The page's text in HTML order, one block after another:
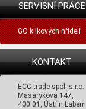
SERVISNÍ PRÁCE
GO klikových hřídelí
KONTAKT
ECC trade spol. s r.o.
Masarykova 147,
400 01, Ústí n Labem